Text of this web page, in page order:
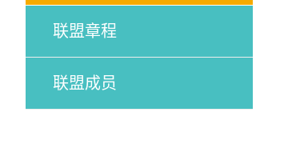
联盟章程
联盟成员